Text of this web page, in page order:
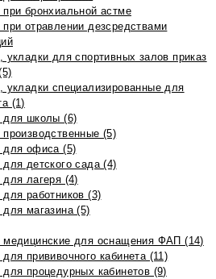
при бронхиальной астме
при отравлении дезсредствами
укладки для спортивных залов приказ
укладки специализированные для
(1)
для школы (6)
производственные (5)
для офиса (5)
для детского сада (4)
для лагеря (4)
для работников (3)
для магазина (5)
медицинские для оснащения ФАП (14)
для прививочного кабинета (11)
для процедурных кабинетов (9)